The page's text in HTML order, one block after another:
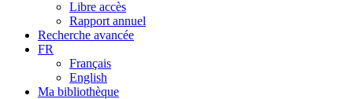
Libre accès
Rapport annuel
Recherche avancée
FR
Français
English
Ma bibliothèque